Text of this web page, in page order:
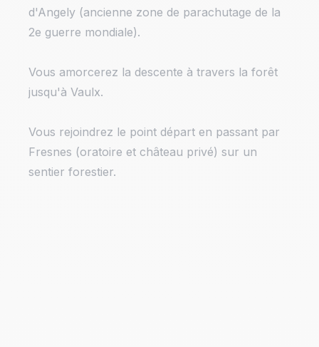
d'Angely (ancienne zone de parachutage de la
2e guerre mondiale).
Vous amorcerez la descente à travers la forêt
jusqu'à Vaulx.
Vous rejoindrez le point départ en passant par
Fresnes (oratoire et château privé) sur un
sentier forestier.